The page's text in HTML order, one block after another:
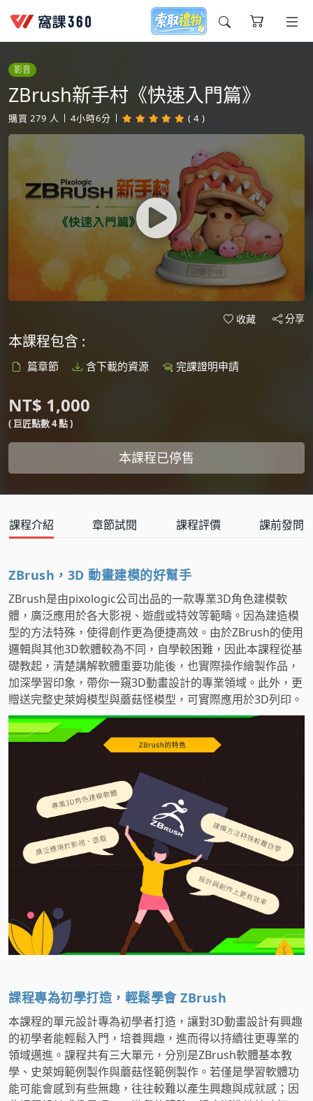
今天想要學什麼?
窩課推薦給您
影音
ZBrush新手村《快速入門篇》
購買 279 人 4小時6分 ( 4 )
收藏 分享
本課程包含 :
篇章節 含下載的資源 完課證明申請
NT$ 1,000
( 巨匠點數 4 點 )
本課程已停售
課程介紹 章節試閱 課程評價 課前發問
ZBrush，3D 動畫建模的好幫手
ZBrush是由pixologic公司出品的一款專業3D角色建模軟
體，廣泛應用於各大影視、遊戲或特效等範疇。因為建造模
型的方法特殊，使得創作更為便捷高效。由於ZBrush的使用
邏輯與其他3D軟體較為不同，自學較困難，因此本課程從基
礎教起，清楚講解軟體重要功能後，也實際操作繪製作品，
加深學習印象，帶你一窺3D動畫設計的專業領域。此外，更
贈送完整史萊姆模型與蘑菇怪模型，可實際應用於3D列印。
課程專為初學打造，輕鬆學會 ZBrush
本課程的單元設計專為初學者打造，讓對3D動畫設計有興趣
的初學者能輕鬆入門，培養興趣，進而得以持續往更專業的
領域邁進。課程共有三大單元，分別是ZBrush軟體基本教
學、史萊姆範例製作與蘑菇怪範例製作。若僅是學習軟體功
能可能會感到有些無趣，往往較難以產生興趣與成就感；因